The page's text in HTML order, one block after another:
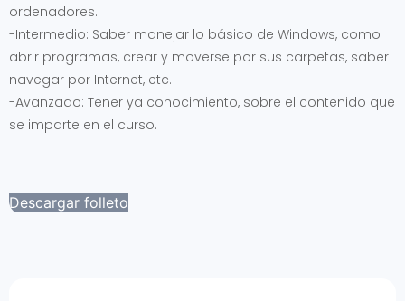
ordenadores.
-Intermedio: Saber manejar lo básico de Windows, como
abrir programas, crear y moverse por sus carpetas, saber
navegar por Internet, etc.
-Avanzado: Tener ya conocimiento, sobre el contenido que
se imparte en el curso.
Descargar folleto